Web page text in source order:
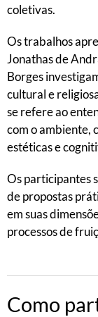
coletivas.
Os trabalhos
Jonathas de
Borges
cultural e
se refere ao
com o ambiente,
estéticas e
Os participantes
de propostas
em suas
processos de
Como